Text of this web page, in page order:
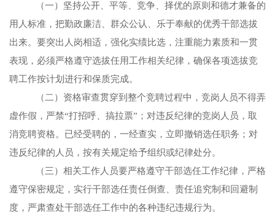
（一）坚持公开、平等、竞争、择优的原则和德才兼备的
用人标准，把勤政廉洁、群众公认、乐于奉献的优秀干部选拔
出来。要突出人岗相适，强化实绩比选，注重能力素质和一贯
表现，必须严格遵守选拔任用工作相关纪律，确保各项选拔竞
聘工作按计划进行和保质完成。
（二）资格审查贯穿到整个竞聘过程中，竞岗人员不得弄
虚作假， 严禁“打招呼、 搞拉票”；对违反纪律的竞岗人员，取
消竞聘资格。已经受聘的，一经查实，立即撤销选任职务；对
违反纪律的人员，按有关规定给予组织或纪律处分。
（三）相关工作人员要严格遵守干部选任工作纪律，严格
遵守保密规定，实行干部选任责任倒查、责任追究制和回避制
度，严肃查处干部选任工作中的各种违纪违规行为。